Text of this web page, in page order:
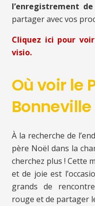
l’enregistrement
partager avec vos
Cliquez ici pour
visio.
Où voir le
Bonneville
À la recherche de
père Noël dans la
cherchez plus ! Cette
et de joie est
grands de
rouge et de partager